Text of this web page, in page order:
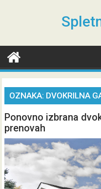
OZNAKA: DVOKRILNA
Ponovno izbrana
prenovah